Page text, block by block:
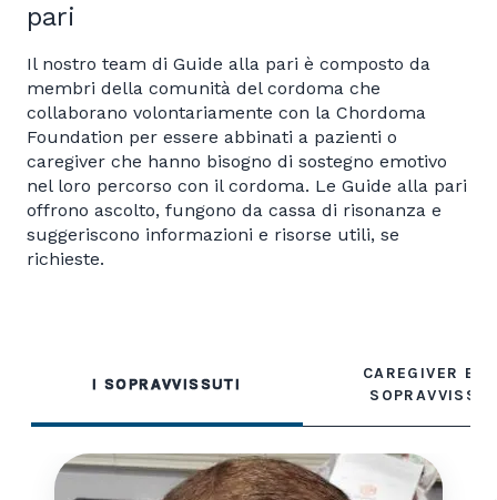
pari
Il nostro team di Guide alla pari è composto da
membri della comunità del cordoma che
collaborano volontariamente con la Chordoma
Foundation per essere abbinati a pazienti o
caregiver che hanno bisogno di sostegno emotivo
nel loro percorso con il cordoma. Le Guide alla pari
offrono ascolto, fungono da cassa di risonanza e
suggeriscono informazioni e risorse utili, se
richieste.
I SOPRAVVISSUTI
CAREGIVER E